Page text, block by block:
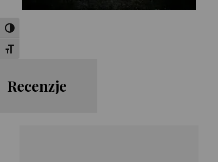
Toggle High Contrast
Toggle Font size
Recenzje